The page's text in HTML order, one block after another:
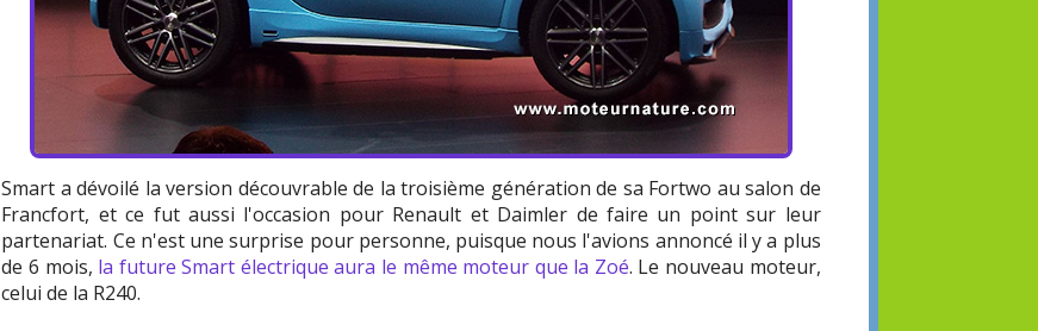
Smart a dévoilé la version découvrable de la troisième génération de sa Fortwo au salon de
Francfort, et ce fut aussi l'occasion pour Renault et Daimler de faire un point sur leur
partenariat. Ce n'est une surprise pour personne, puisque nous l'avions annoncé il y a plus
de 6 mois, la future Smart électrique aura le même moteur que la Zoé. Le nouveau moteur,
celui de la R240.